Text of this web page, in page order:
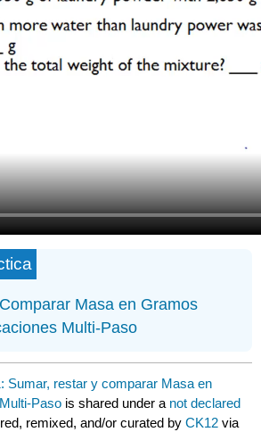
Masa en Gramos
Multi-Paso
Sumar, restar y comparar Masa en
Paso is shared under a not declared
remixed, and/or curated byCK12 via